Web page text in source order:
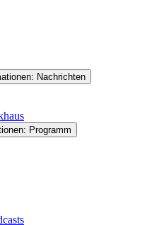
Nachrichten
Programm